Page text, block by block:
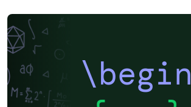
\begin